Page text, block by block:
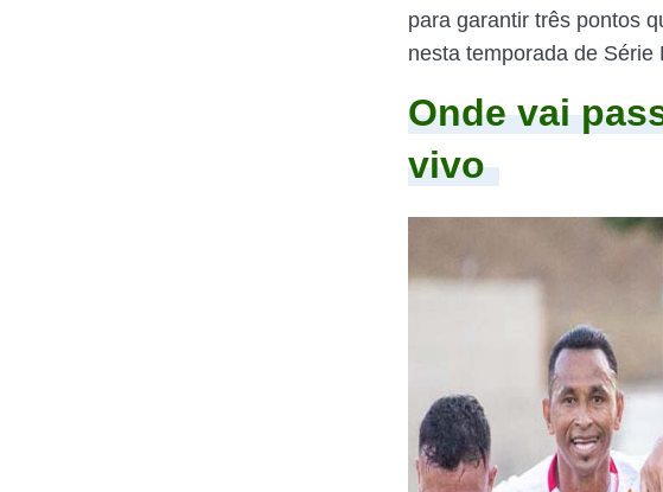
para garantir três pontos
nesta temporada de Série
Onde vai
vivo